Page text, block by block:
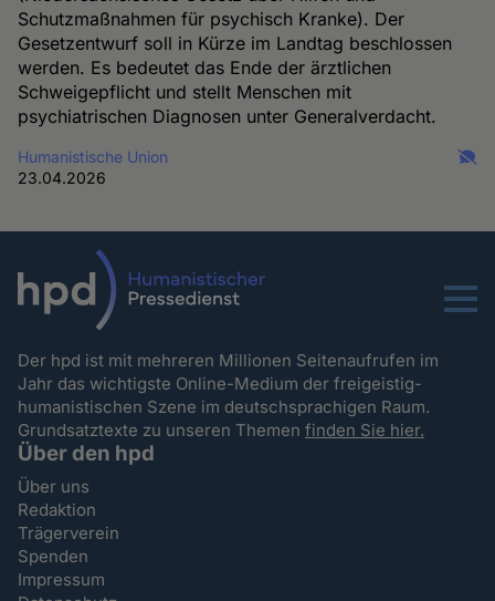
Schutzmaßnahmen für psychisch Kranke). Der
Gesetzentwurf soll in Kürze im Landtag beschlossen
werden. Es bedeutet das Ende der ärztlichen
Schweigepflicht und stellt Menschen mit
psychiatrischen Diagnosen unter Generalverdacht.
Humanistische Union
23.04.2026
Menu
Der hpd ist mit mehreren Millionen Seitenaufrufen im
Jahr das wichtigste Online-Medium der freigeistig-
humanistischen Szene im deutschsprachigen Raum.
Grundsatztexte zu unseren Themenfinden Sie hier.
Über den hpd
Über uns
Redaktion
Trägerverein
Spenden
Impressum